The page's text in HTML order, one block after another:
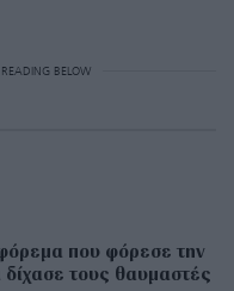
BELOW
που φόρεσε την
τους θαυμαστές